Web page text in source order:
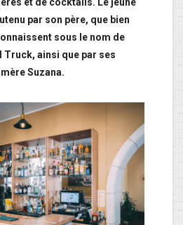
par son père, que bien
sous le nom de
Truck, ainsi que par ses
Suzana.